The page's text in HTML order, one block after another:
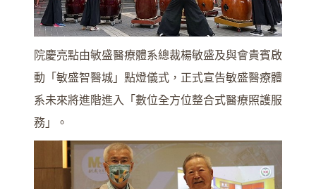
院慶亮點由敏盛醫療體系總裁楊敏盛及與會貴賓啟
動「敏盛智醫城」點燈儀式，正式宣告敏盛醫療體
系未來將進階進入「數位全方位整合式醫療照護服
務」。